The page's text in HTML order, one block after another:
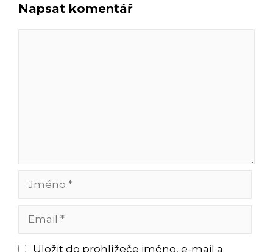
Napsat komentář
Jméno
Email
Uložit do prohlížeče jméno, e-mail a